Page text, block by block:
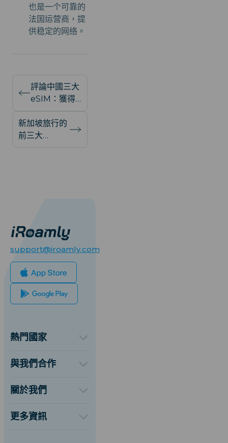
也是一个可靠的
法国运营商，提
供稳定的网络。
評論中國三大
eSIM：獲得
與速度，無縫
旅行
新加坡旅行的
前三大
support@iroamly.com
熱門國家
英國
土耳其
泰國
義大利
與我們合作
推薦及賺取
聯盟計劃
關於我們
聯絡我們
更多資訊